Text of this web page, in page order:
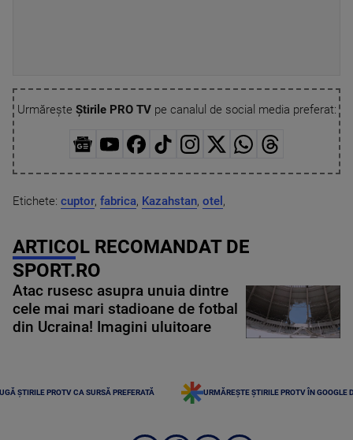
Urmărește Știrile PRO TVpe canalul de social media preferat:
Etichete: cuptor, fabrica, Kazahstan, otel ,
ARTICOL RECOMANDAT DE
SPORT.RO
Atac rusesc asupra unuia dintre
cele mai mari stadioane de fotbal
din Ucraina! Imagini uluitoare
ȘTIRILE PROTV CA SURSĂ PREFERATĂ URMĂREȘTE ȘTIRILE PROTV ÎN GOOGLE